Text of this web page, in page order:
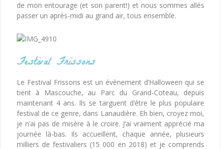
de mon entourage (et son parent!) et nous sommes allés
passer un après-midi au grand air, tous ensemble.
Festival Frissons
Le Festival Frissons est un évènement d’Halloween qui se
tient à Mascouche, au Parc du Grand-Coteau, depuis
maintenant 4 ans. Ils se targuent d’être le plus populaire
festival de ce genre, dans Lanaudière. Eh bien, croyez moi,
je n’ai pas de misère à le croire. J’ai vraiment apprécié ma
journée là-bas. Ils accueillent, chaque année, plusieurs
milliers de festivaliers (15 000 en 2018) et je comprends